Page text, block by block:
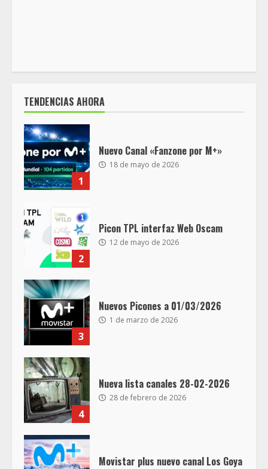
TENDENCIAS AHORA
1
Nuevo Canal «Fanzone por M+»
18 de mayo de 2026
2
Picon TPL interfaz Web Oscam
12 de mayo de 2026
3
Nuevos Picones a 01/03/2026
1 de marzo de 2026
4
Nueva lista canales 28-02-2026
28 de febrero de 2026
Movistar plus nuevo canal Los Goya